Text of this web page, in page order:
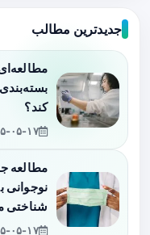
جدیدترین مطالب
کند؟
۱۴۰۵-
مطالعه
نوجوانی
شناختی
۱۴۰۵-